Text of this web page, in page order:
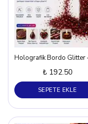
₺ 192.50
SEPETE EKLE